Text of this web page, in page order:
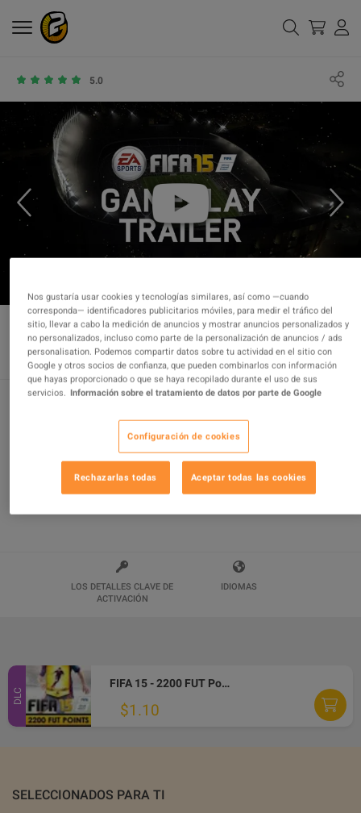
5.0
FIFA 15 RU/PL Languages Only EA App
CD Key
Agotado!
LOS DETALLES CLAVE DE
ACTIVACIÓN
IDIOMAS
DLC
FIFA 15 - 2200 FUT Points EA App CD Key
$1.10
SELECCIONADOS PARA TI
Nos gustaría usar cookies y tecnologías similares, así como —cuando
corresponda— identificadores publicitarios móviles, para medir el tráfico del
sitio, llevar a cabo la medición de anuncios y mostrar anuncios personalizados y
no personalizados, incluso como parte de la personalización de anuncios / ads
personalisation. Podemos compartir datos sobre tu actividad en el sitio con
Google y otros socios de confianza, que pueden combinarlos con información
que hayas proporcionado o que se haya recopilado durante el uso de sus
servicios. Información sobre el tratamiento de datos por parte de Google
Configuración de cookies
Rechazarlas todas Aceptar todas las cookies